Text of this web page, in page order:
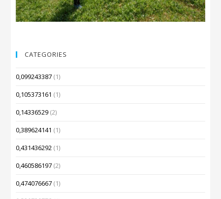
CATEGORIES
0,099243387 (1)
0,105373161 (1)
0,14336529 (2)
0,389624141 (1)
0,431436292 (1)
0,460586197 (2)
0,474076667 (1)